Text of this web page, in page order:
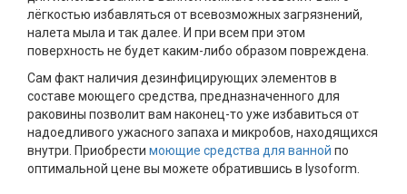
лёгкостью избавляться от всевозможных загрязнений,
налета мыла и так далее. И при всем при этом
поверхность не будет каким-либо образом повреждена.
Сам факт наличия дезинфицирующих элементов в
составе моющего средства, предназначенного для
раковины позволит вам наконец-то уже избавиться от
надоедливого ужасного запаха и микробов, находящихся
внутри. Приобрести моющие средства для ванной по
оптимальной цене вы можете обратившись в lysoform.